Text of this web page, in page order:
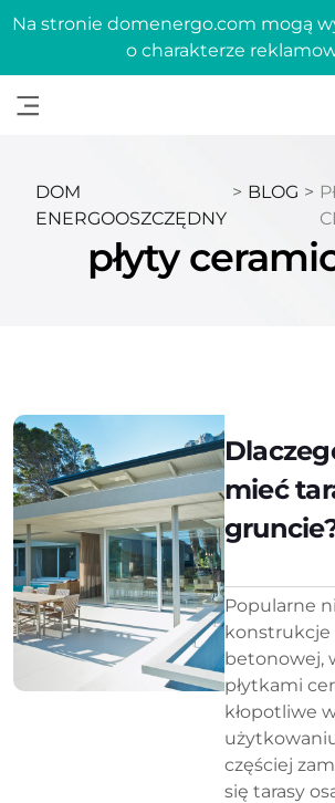
Na stronie domenergo.com mogą
o charakterze
DOM
ENERGOOSZCZĘDNY
> BLOG >
płyty
mieć
Popularne
konstrukcje
betonowej,
płytkami
kłopotliwe
częściej
się tarasy